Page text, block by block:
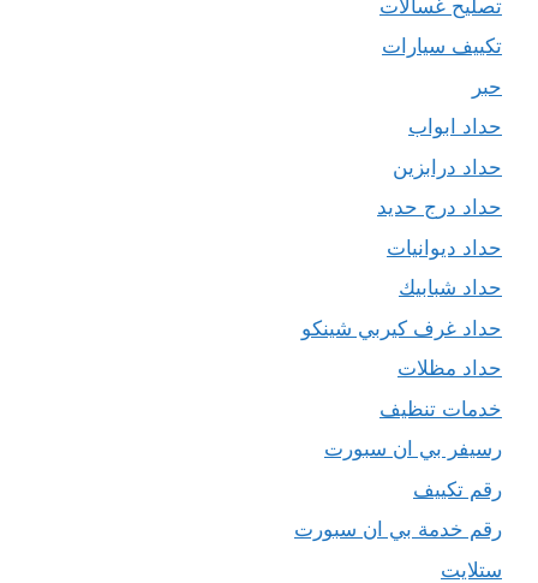
تصليح غسالات
تكييف سيارات
حبر
حداد ابواب
حداد درابزين
حداد درج حديد
حداد ديوانيات
حداد شبابيك
حداد غرف كيربي شينكو
حداد مظلات
خدمات تنظيف
رسيفر بي ان سبورت
رقم تكييف
رقم خدمة بي ان سبورت
ستلايت